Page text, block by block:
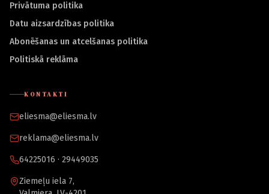
Privātuma politika
Datu aizsardzības politika
Abonēšanas un atcelšanas politika
Politiskā reklāma
KONTAKTI
eliesma@eliesma.lv
reklama@eliesma.lv
64225016 · 29449035
Ziemeļu iela 7,